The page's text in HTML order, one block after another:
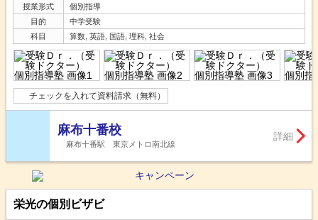
授業形式
個別指導
目的
中学受験
科目
算数, 英語, 国語, 理科, 社会
チェックを入れて資料請求（無料）
麻布十番校
麻布十番駅 東京メトロ南北線
詳細
栄光の個別ビザビ